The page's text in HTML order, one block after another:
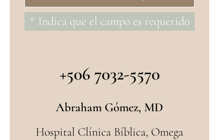
* Indica que el campo es requerido
+506 7032-5570
Abraham Gómez, MD
Hospital Clínica Bíblica, Omega